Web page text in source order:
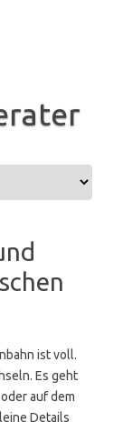
ist voll.
Es geht
auf dem
Details